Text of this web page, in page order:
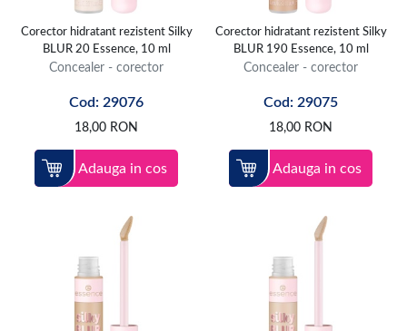
Corector hidratant rezistent Silky
BLUR 20 Essence, 10 ml
Concealer - corector
Cod: 29076
18,00 RON
Adauga in cos
Corector hidratant rezistent Silky
BLUR 190 Essence, 10 ml
Concealer - corector
Cod: 29075
18,00 RON
Adauga in cos